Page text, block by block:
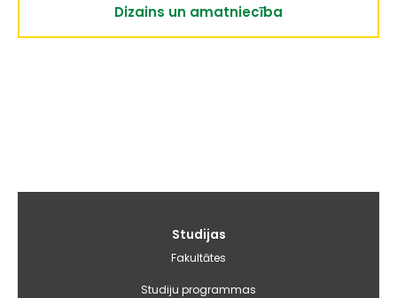
Dizains un amatniecība
Studijas
Fakultātes
Studiju programmas